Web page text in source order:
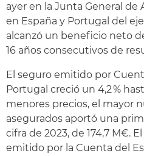
ayer en la Junta General de
en España y Portugal del
alcanzó un beneficio neto
16 años consecutivos de
El seguro emitido por
Portugal creció un 4,2 %
menores precios, el mayor
asegurados aportó una
cifra de 2023, de 174,7 M€.
emitido por la Cuenta del